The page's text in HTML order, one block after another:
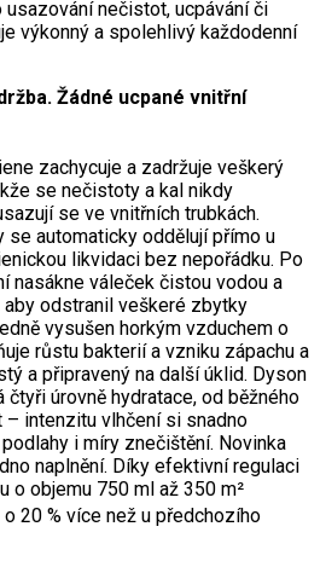
nečistot, ucpávání či
výkonný a spolehlivý každodenní
Žádné ucpané vnitřní
zachycuje a zadržuje veškerý
se nečistoty a kal nikdy
se ve vnitřních trubkách.
se automaticky oddělují přímo u
likvidaci bez nepořádku. Po
nasákne váleček čistou vodou a
odstranil veškeré zbytky
vysušen horkým vzduchem o
růstu bakterií a vzniku zápachu a
a připravený na další úklid. Dyson
čtyři úrovně hydratace, od běžného
intenzitu vlhčení si snadno
i míry znečištění. Novinka
naplnění. Díky efektivní regulaci
o objemu 750 ml až 350 m²
o 20 % více než u předchozího